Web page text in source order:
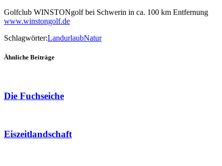
Golfclub WINSTONgolf bei Schwerin in ca. 100 km Entfernung
www.winstongolf.de
Schlagwörter:LandurlaubNatur
Ähnliche Beiträge
Die Fuchseiche
Eiszeitlandschaft